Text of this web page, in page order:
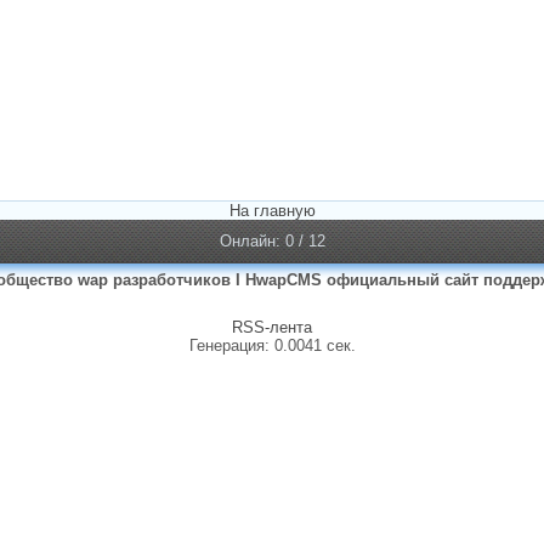
На главную
Онлайн: 0 / 12
wap разработчиков I HwapCMS официальный сайт
RSS-лента
Генерация: 0.0041 сек.